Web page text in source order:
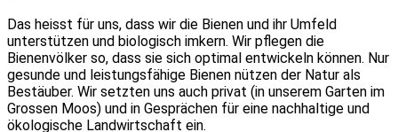
Das heisst für uns, dass wir die Bienen und ihr Umfeld
unterstützen und biologisch imkern. Wir pflegen die
Bienenvölker so, dass sie sich optimal entwickeln können. Nur
gesunde und leistungsfähige Bienen nützen der Natur als
Bestäuber. Wir setzten uns auch privat (in unserem Garten im
Grossen Moos) und in Gesprächen für eine nachhaltige und
ökologische Landwirtschaft ein.